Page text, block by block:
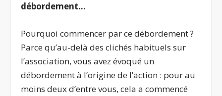
débordement…
Pourquoi commencer par ce débordement ?
Parce qu’au-delà des clichés habituels sur
l’association, vous avez évoqué un
débordement à l’origine de l’action : pour au
moins deux d’entre vous, cela a commencé